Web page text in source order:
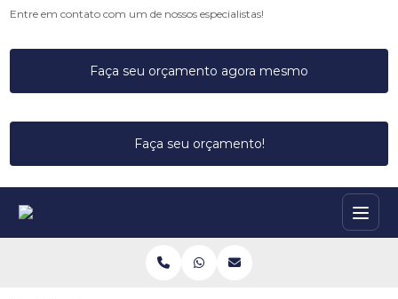
Entre em contato com um de nossos especialistas!
Faça seu orçamento agora mesmo
Faça seu orçamento!